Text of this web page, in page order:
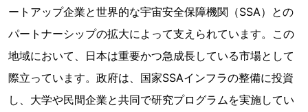
ートアップ企業と世界的な宇宙安全保障機関（SSA）との
パートナーシップの拡大によって支えられています。この
地域において、日本は重要かつ急成長している市場として
際立っています。政府は、国家SSAインフラの整備に投資
し、大学や民間企業と共同で研究プログラムを実施してい